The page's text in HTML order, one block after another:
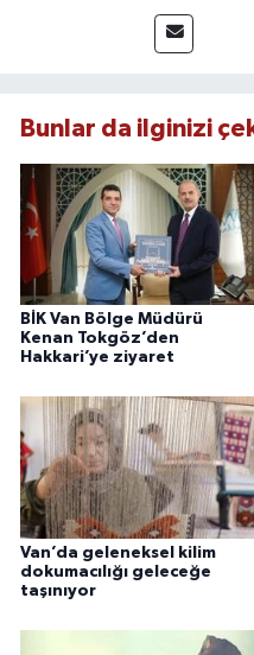
takip
Yılmaz,
Bunlar da ilginizi
BİK Van Bölge Müdürü
Kenan Tokgöz’den
Hakkari’ye ziyaret
Van’da geleneksel kilim
dokumacılığı geleceğe
taşınıyor